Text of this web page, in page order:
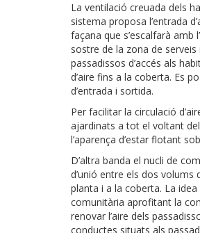
La ventilació creuada dels
sistema proposa l’entrada
façana que s’escalfarà
sostre de la zona de
passadissos d’accés als
d’aire fins a la coberta. Es
d’entrada i sortida.
Per facilitar la circulació
ajardinats a tot el voltant
l’aparença d’estar flotant
D’altra banda el nucli de
d’unió entre els dos volums
planta i a la coberta. La
comunitària aprofitant la
renovar l’aire dels
conductes situats als